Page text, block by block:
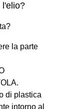
l'elio?
la parte
di plastica
intorno al